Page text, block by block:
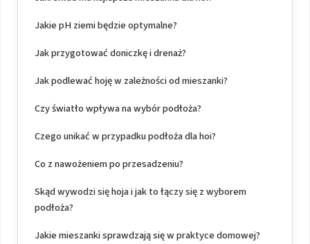
Jakie pH ziemi będzie optymalne?
Jak przygotować doniczkę i drenaż?
Jak podlewać hoję w zależności od mieszanki?
Czy światło wpływa na wybór podłoża?
Czego unikać w przypadku podłoża dla hoi?
Co z nawożeniem po przesadzeniu?
Skąd wywodzi się hoja i jak to łączy się z wyborem
podłoża?
Jakie mieszanki sprawdzają się w praktyce domowej?